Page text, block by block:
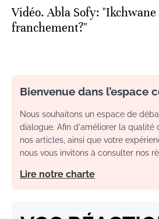
Vidéo. Abla Sofy:
franchement?"
Bienvenue dans l’espace
Nous souhaitons un espace de
dialogue. Afin d'améliorer la qualité
nos articles, ainsi que votre
nous vous invitons à consulter nos
Lire notre charte